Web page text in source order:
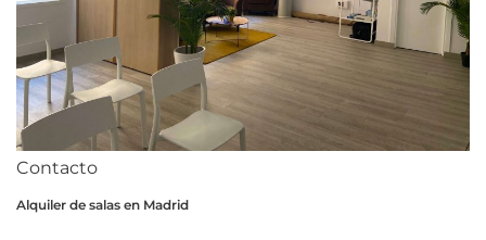
Contacto
Alquiler de salas en Madrid